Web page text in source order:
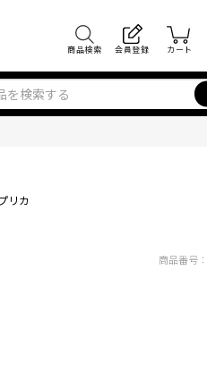
商品検索 会員登録 カート
リカ
商品番号：